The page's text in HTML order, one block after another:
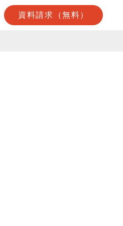
資料請求（無料）